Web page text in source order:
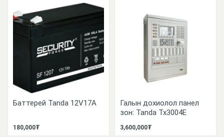
Баттерей Tanda 12V17A
180,000₮
Галын дохиолол панел
зон: Tanda Tx3004E
3,600,000₮